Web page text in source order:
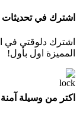
اشترك في تحديثات
اشترك دلوقتي في
المميزة اول بأول!
اكتر من وسيلة